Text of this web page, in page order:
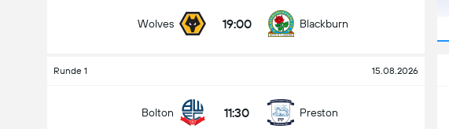
Wolves 19:00 Blackburn
Runde 1 15.08.2026
Bolton 11:30 Preston